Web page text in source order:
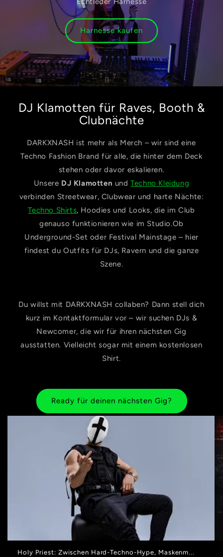
Harnesse kaufen
DJ Klamotten für Raves, Booth &
Clubnächte
DARKXNASH ist mehr als Merch – wir sind eine
Techno Fashion Brand für alle, die hinter dem Deck
stehen oder davor eskalieren.
Unsere DJ Klamotten undTechno Kleidung
verbinden Streetwear, Clubwear und harte Nächte:
Techno Shirts, Hoodies und Looks, die im Club
genauso funktionieren wie im Studio.Ob
Underground-Set oder Festival Mainstage – hier
findest du Outfits für DJs, Ravern und die ganze
Szene.
Du willst mit DARKXNASH collaben? Dann stell dich
kurz im Kontaktformular vor – wir suchen DJs &
Newcomer, die wir für ihren nächsten Gig
ausstatten. Vielleicht sogar mit einem kostenlosen
Shirt.
Ready für deinen nächsten Gig?
Holy Priest: Zwischen Hard-Techno-Hype, Maskenm...